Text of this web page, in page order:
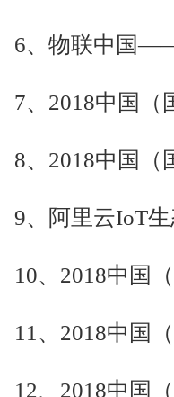
6、物联中国
7、2018中国（
8、2018中国（
9、阿里云IoT
10、2018中国
11、2018中国
12、2018中国